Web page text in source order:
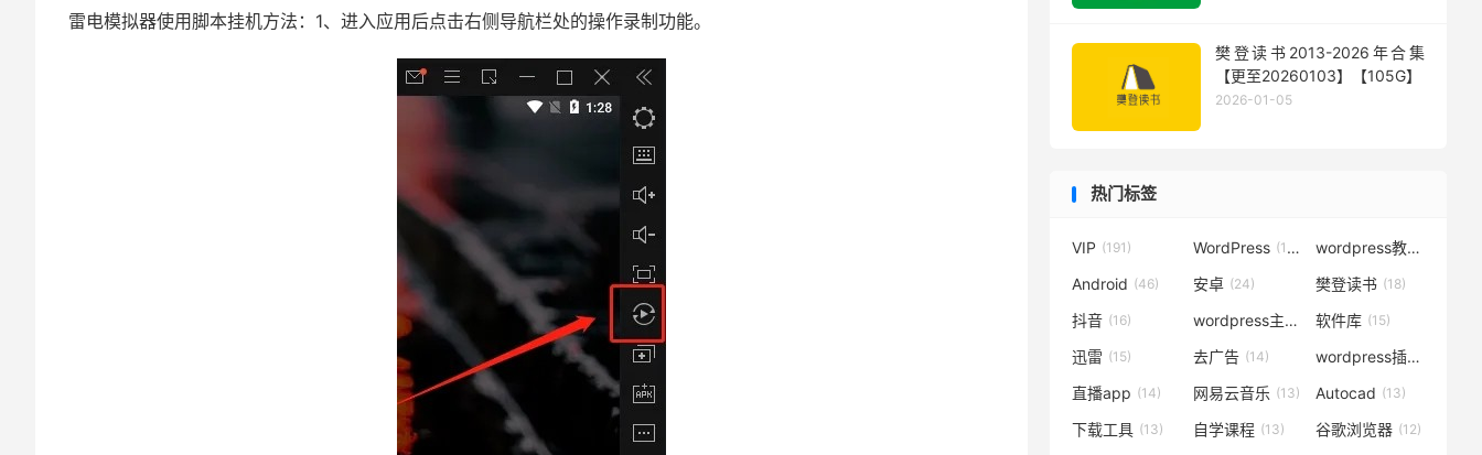
雷电模拟器使用脚本挂机方法：1、进入应用后点击右侧导航栏处的操作录制功能。
樊登读书2013-2026年合集
【更至20260103】【105G】
2026-01-05
热门标签
VIP (191) WordPress (119) wordpress教程
Android (46) 安卓 (24) 樊登读书 (18)
抖音 (16) wordpress主题 (15)
软件库 (15)
迅雷 (15) 去广告 (14) wordpress插件
直播app (14) 网易云音乐 (13) Autocad (13)
下载工具 (13) 自学课程 (13) 谷歌浏览器 (12)